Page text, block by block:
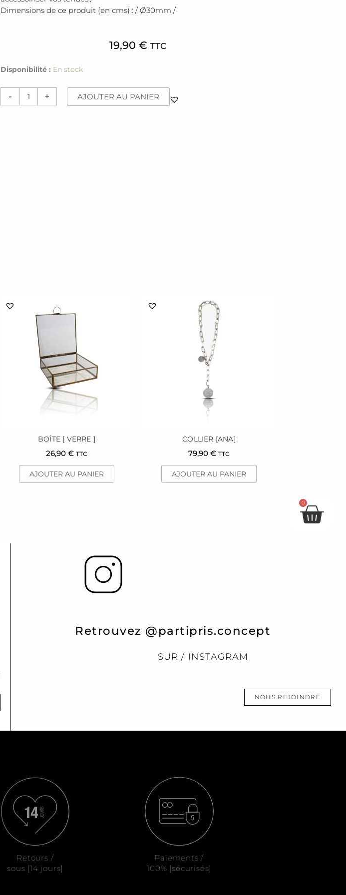
Dimensions de ce produit (en cms) : / Ø30mm /
19,90 € TTC
Disponibilité : En stock
-
quantité
Boucles
d'oreilles
+ AJOUTER AU PANIER
BOÎTE [ VERRE ]
26,90 € TTC
AJOUTER AU PANIER
COLLIER [ANA]
79,90 € TTC
AJOUTER AU PANIER
0
Retrouvez @partipris.concept
SUR / INSTAGRAM
NOUS REJOINDRE
Retours /
sous [14 jours]
Paiements /
100% [sécurisés]